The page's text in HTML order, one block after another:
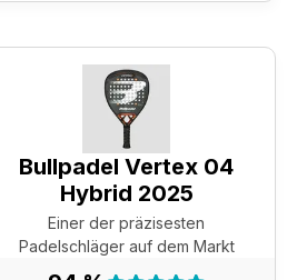
Bullpadel Vertex 04
Hybrid 2025
Einer der präzisesten
Padelschläger auf dem Markt